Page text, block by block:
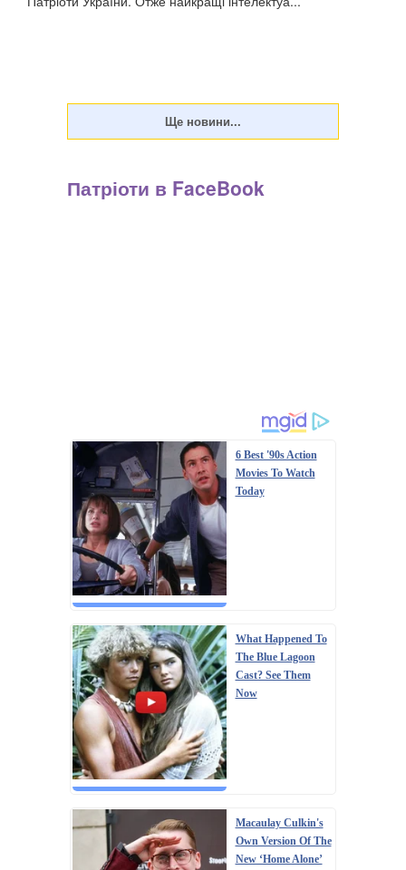
Патріоти в FaceBook
6 Best '90s Action
Movies To Watch
Today
What Happened To
The Blue Lagoon
Cast? See Them
Now
Macaulay Culkin's
Own Version Of The
New ‘Home Alone’